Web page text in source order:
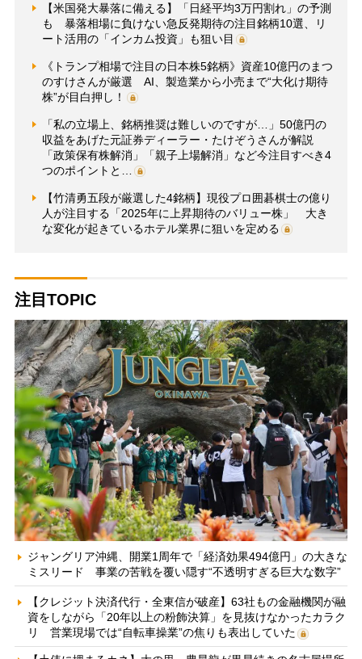
【米国発大暴落に備える】「日経平均3万円割れ」の予測
も 暴落相場に負けない急反発期待の注目銘柄10選、リ
ート活用の「インカム投資」も狙い目
《トランプ相場で注目の日本株5銘柄》資産10億円のまつ
のすけさんが厳選 AI、製造業から小売まで“大化け期待
株”が目白押し！
「私の立場上、銘柄推奨は難しいのですが…」50億円の
収益をあげた元証券ディーラー・たけぞうさんが解説
「政策保有株解消」「親子上場解消」など今注目すべき4
つのポイントと…
【竹清勇五段が厳選した4銘柄】現役プロ囲碁棋士の億り
人が注目する「2025年に上昇期待のバリュー株」 大き
な変化が起きているホテル業界に狙いを定める
注目TOPIC
ジャングリア沖縄、開業1周年で「経済効果494億円」の大きな
ミスリード 事業の苦戦を覆い隠す“不透明すぎる巨大な数字”
【クレジット決済代行・全東信が破産】63社もの金融機関が融
資をしながら「20年以上の粉飾決算」を見抜けなかったカラク
リ 営業現場では“自転車操業”の焦りも表出していた